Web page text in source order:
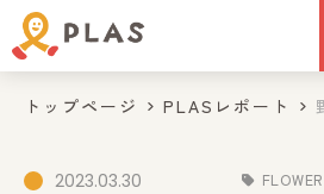
トップページ PLASレポート
2023.03.30